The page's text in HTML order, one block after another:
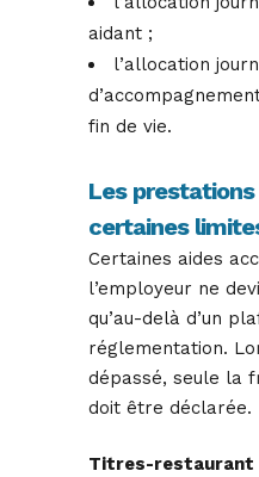
aidant ;
l’allocation
fin de vie.
Les
certaines
Certaines aides
l’employeur ne
qu’au-delà d’un
réglementation.
dépassé, seule la
doit être déclarée.
Titres-restaurant